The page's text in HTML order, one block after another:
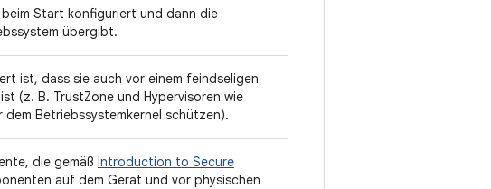
Start konfiguriert und dann die
übergibt.
ist, dass sie auch vor einem feindseligen
(z. B. TrustZone und Hypervisoren wie
dem Betriebssystemkernel schützen).
die gemäß Introduction to Secure
auf dem Gerät und vor physischen